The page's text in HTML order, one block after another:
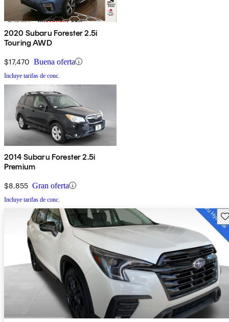
2020 Subaru Forester 2.5i
Touring AWD
$17,470 Buena oferta
Incluye tarifas de conc.
2014 Subaru Forester 2.5i
Premium
$8,855 Gran oferta
Incluye tarifas de conc.